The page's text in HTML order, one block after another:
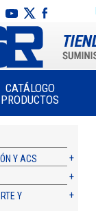
CATÁLOGO
PRODUCTOS
Y ACS
Y